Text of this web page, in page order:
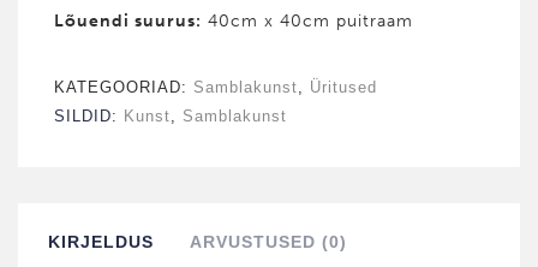
Lõuendi suurus: 40cm x 40cm puitraam
KATEGOORIAD: Samblakunst
Üritused
SILDID: Kunst Samblakunst
KIRJELDUS ARVUSTUSED (0)